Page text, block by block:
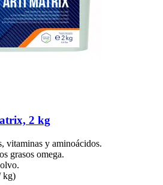
2 kg
vitaminas y aminoácidos.
grasos omega.
kg)